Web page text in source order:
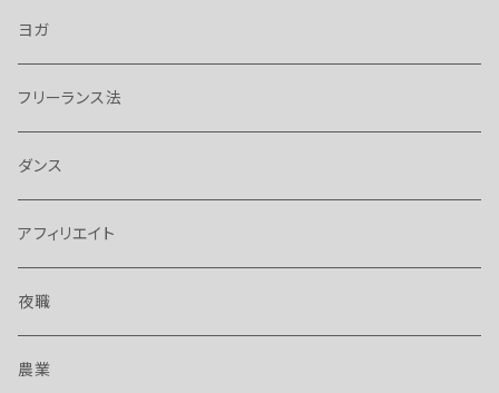
ヨガ
フリーランス法
ダンス
アフィリエイト
夜職
農業